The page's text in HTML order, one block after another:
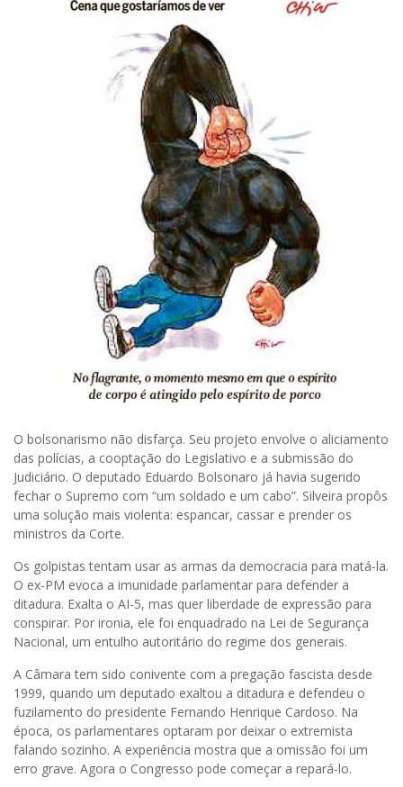
O bolsonarismo não disfarça. Seu projeto envolve o aliciamento
das polícias, a cooptação do Legislativo e a submissão do
Judiciário. O deputado Eduardo Bolsonaro já havia sugerido
fechar o Supremo com “um soldado e um cabo”. Silveira propôs
uma solução mais violenta: espancar, cassar e prender os
ministros da Corte.
Os golpistas tentam usar as armas da democracia para matá-la.
O ex-PM evoca a imunidade parlamentar para defender a
ditadura. Exalta o AI-5, mas quer liberdade de expressão para
conspirar. Por ironia, ele foi enquadrado na Lei de Segurança
Nacional, um entulho autoritário do regime dos generais.
A Câmara tem sido conivente com a pregação fascista desde
1999, quando um deputado exaltou a ditadura e defendeu o
fuzilamento do presidente Fernando Henrique Cardoso. Na
época, os parlamentares optaram por deixar o extremista
falando sozinho. A experiência mostra que a omissão foi um
erro grave. Agora o Congresso pode começar a repará-lo.